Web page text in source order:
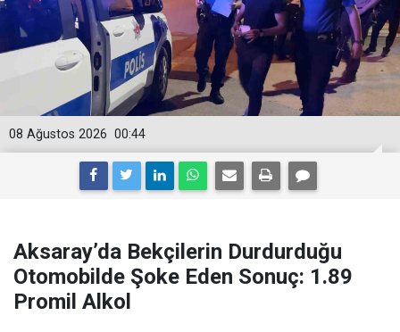
00:44
08 Ağustos 2026
Aksaray’da Bekçilerin Durdurduğu
Otomobilde Şoke Eden Sonuç: 1.89
Promil Alkol